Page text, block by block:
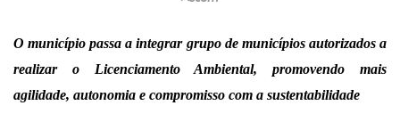
O município passa a integrar grupo de municípios autorizados a
realizar o Licenciamento Ambiental, promovendo mais
agilidade, autonomia e compromisso com a sustentabilidade